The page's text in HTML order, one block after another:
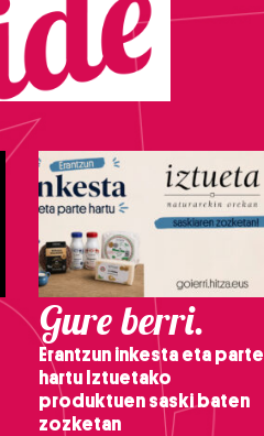
Gure berri.
Erantzun inkesta eta parte
hartu Iztuetako
produktuen saski baten
zozketan